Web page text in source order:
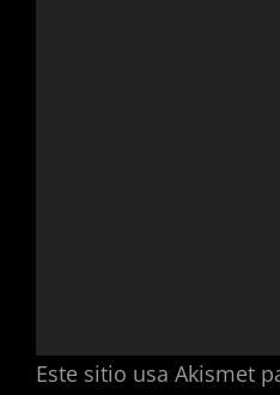
Este sitio usa Akismet